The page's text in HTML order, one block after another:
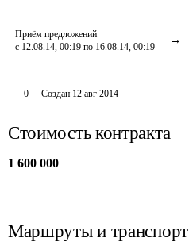
Приём предложений
с 12.08.14, 00:19 по 16.08.14, 00:19
0 Создан 12 авг 2014
Стоимость контракта
1 600 000
Маршруты и транспорт